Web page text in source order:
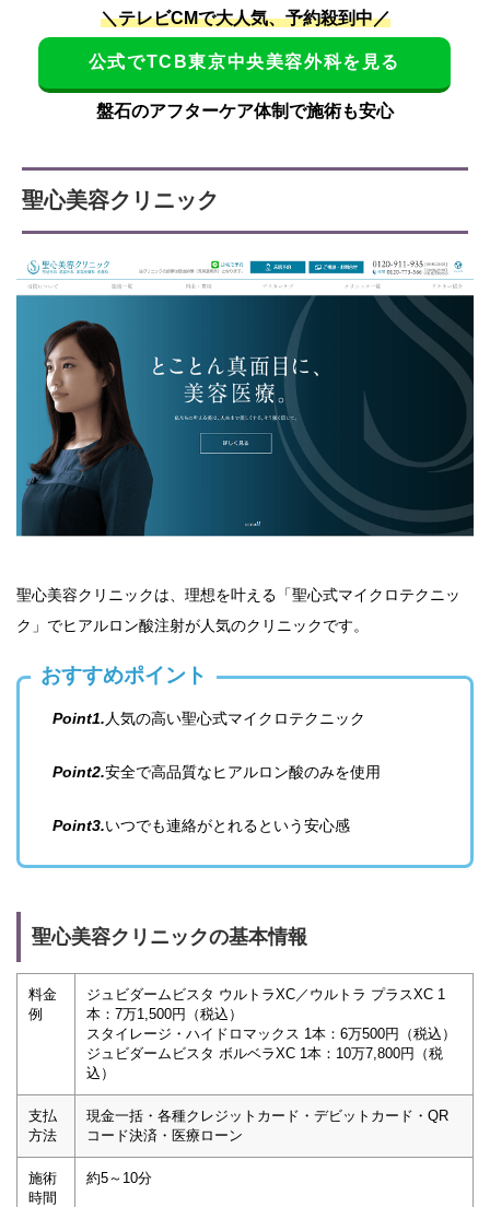
＼テレビCMで大人気、予約殺到中／
公式でTCB東京中央美容外科を見る
盤石のアフターケア体制で施術も安心
聖心美容クリニック
聖心美容クリニックは、理想を叶える「聖心式マイクロテクニッ
ク」でヒアルロン酸注射が人気のクリニックです。
おすすめポイント
Point1. 人気の高い聖心式マイクロテクニック
Point2.安全で高品質なヒアルロン酸のみを使用
Point3.いつでも連絡がとれるという安心感
聖心美容クリニックの基本情報
料金
例
ジュビダームビスタ ウルトラXC／ウルトラ プラスXC 1
本：7万1,500円（税込）
スタイレージ・ハイドロマックス 1本：6万500円（税込）
ジュビダームビスタ ボルベラXC 1本：10万7,800円（税
込）
支払
方法
現金一括・各種クレジットカード・デビットカード・QR
コード決済・医療ローン
施術
時間
約5～10分